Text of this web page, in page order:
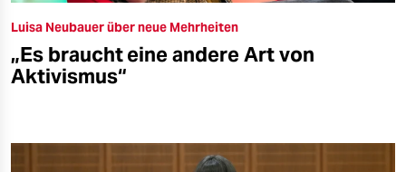
Luisa Neubauer über neue Mehrheiten
„Es braucht eine andere Art von
Aktivismus“